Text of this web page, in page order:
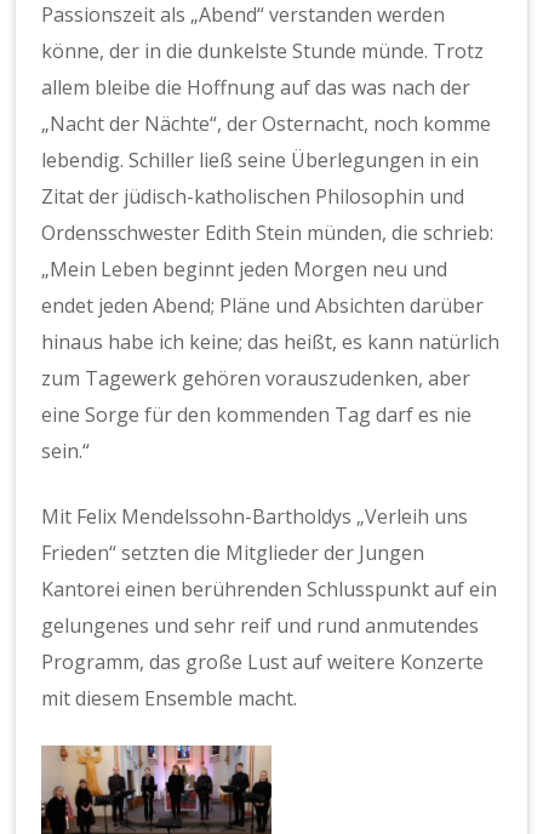
Passionszeit als „Abend“ verstanden werden
könne, der in die dunkelste Stunde münde. Trotz
allem bleibe die Hoffnung auf das was nach der
„Nacht der Nächte“, der Osternacht, noch komme
lebendig. Schiller ließ seine Überlegungen in ein
Zitat der jüdisch-katholischen Philosophin und
Ordensschwester Edith Stein münden, die schrieb:
„Mein Leben beginnt jeden Morgen neu und
endet jeden Abend; Pläne und Absichten darüber
hinaus habe ich keine; das heißt, es kann natürlich
zum Tagewerk gehören vorauszudenken, aber
eine Sorge für den kommenden Tag darf es nie
sein.“
Mit Felix Mendelssohn-Bartholdys „Verleih uns
Frieden“ setzten die Mitglieder der Jungen
Kantorei einen berührenden Schlusspunkt auf ein
gelungenes und sehr reif und rund anmutendes
Programm, das große Lust auf weitere Konzerte
mit diesem Ensemble macht.